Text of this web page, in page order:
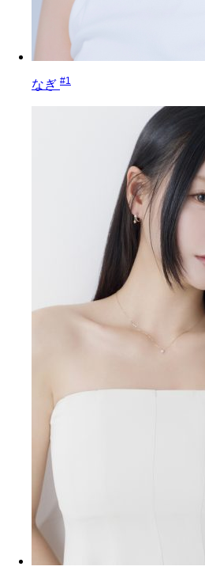
なぎ #1